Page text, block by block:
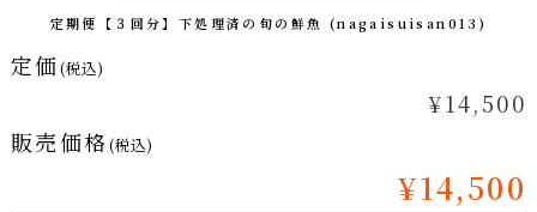
定期便【３回分】下処理済の旬の鮮魚 (nagaisuisan013)
定価(税込)
¥14,500
販売価格(税込)
¥14,500